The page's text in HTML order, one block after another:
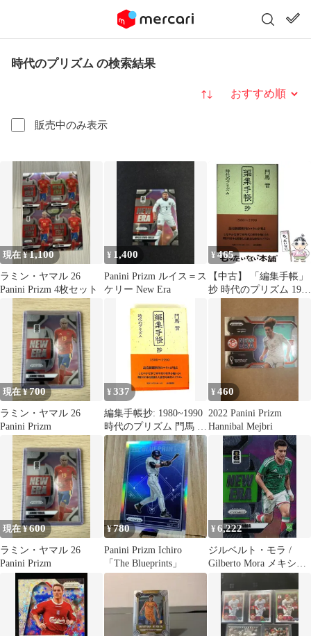
時代のプリズム の検索結果
販売中のみ表示
並び替え
現在 ¥1,100
ラミン・ヤマル 26
Panini Prizm 4枚セット
¥ 1,400
Panini Prizm ルイス＝ス
ケリー New Era
¥ 465
【中古】 「編集手帳」
抄 時代のプリズム 1980
新聞社
現在 ¥700
ラミン・ヤマル 26
Panini Prizm
¥337
編集手帳抄: 1980~1990
時代のプリズム 門馬 晋
読売新聞社
¥460
2022 Panini Prizm
Hannibal Mejbri
現在 ¥600
ラミン・ヤマル 26
Panini Prizm
¥780
Panini Prizm Ichiro
「The Blueprints」
¥6,222
ジルベルト・モラ /
Gilberto Mora メキシコ
New Era 15 2026 Panini
Prizm FIFA World Cup
Soccer